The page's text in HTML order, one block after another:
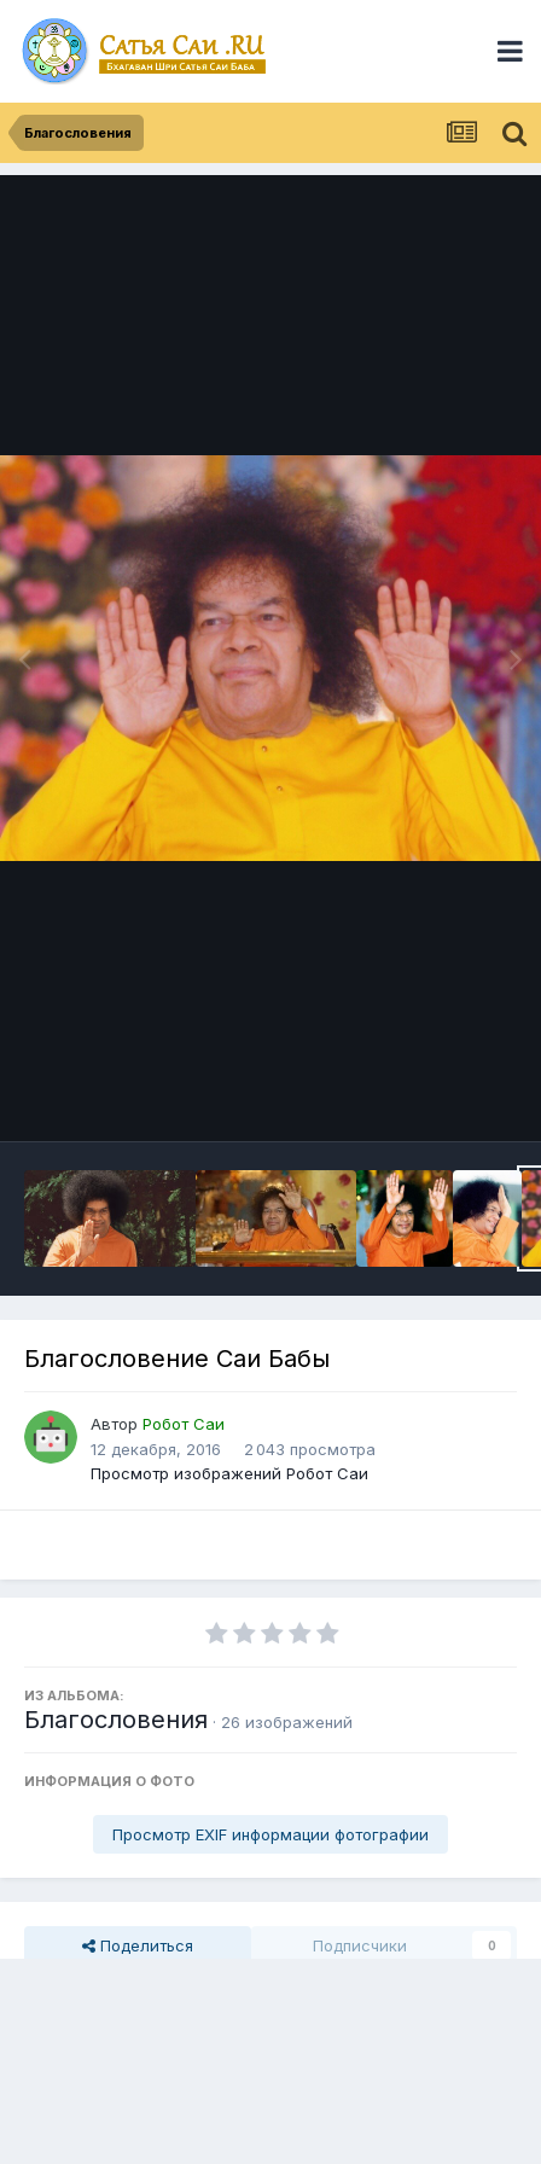
Благословения
Благословение Саи Бабы
Автор Робот Саи
12 декабря, 2016
2 043 просмотра
Просмотр изображений Робот Саи
ИЗ АЛЬБОМА:
Благословения · 26 изображений
ИНФОРМАЦИЯ О ФОТО
Просмотр EXIF информации фотографии
Поделиться Подписчики 0